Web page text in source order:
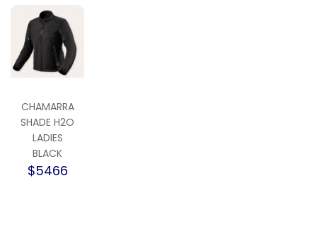
CHAMARRA
SHADE H2O
LADIES
BLACK
$5466